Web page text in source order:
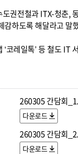
권전철과 ITX-청춘,
감하도록 해달라고 말
코레일톡’ 등 철도
260305 간담회
다운로드
260305 간담회
다운로드